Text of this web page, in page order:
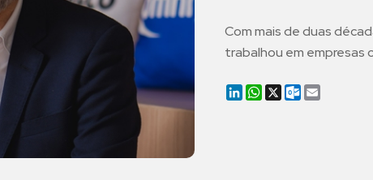
Com mais de duas
trabalhou em empresas
LinkedIn
WhatsApp
X Outlook.com
Email